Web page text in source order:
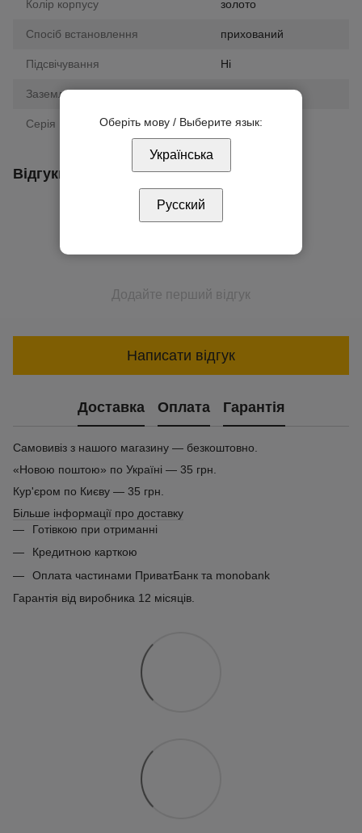
Колір корпусу золото
Спосіб встановлення прихований
Підсвічування Ні
Заземлення ні
Серія Valena Classic
Відгуки
Додайте перший відгук
Написати відгук
Доставка Оплата Гарантія
Самовивіз з нашого магазину — безкоштовно.
«Новою поштою» по Україні — 35 грн.
Кур'єром по Києву — 35 грн.
Більше інформації про доставку
Готівкою при отриманні
Кредитною карткою
Оплата частинами ПриватБанк та monobank
Гарантія від виробника 12 місяців.
Оберіть мову / Выберите язык:
Українська
Русский